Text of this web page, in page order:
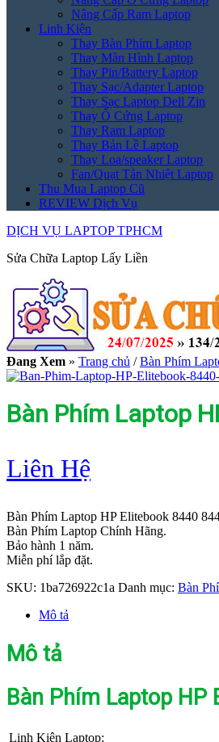
Nâng Cấp Ram Laptop
Linh Kiện
Thay Bàn Phím Laptop
Thay Màn Hình Laptop
Thay Pin/Battery Laptop
Thay Sạc/Adapter Laptop
Thay Sạc Laptop Dell Zin
Thay Ổ Cứng Laptop
Thay Ram Laptop
Thay Bản Lề Laptop
Thay Loa/speaker Laptop
Fan/Quạt Tản Nhiệt Laptop
Thu Mua Laptop Cũ
REVIEW Dịch Vụ
DỊCH VỤ LAPTOP TPHCM
Sửa Chữa Laptop Lấy Liền
Đang Xem » Trang chủ / Bàn Phím
Bàn Phím Laptop
Liên Hệ
Bàn Phím Laptop HP Elitebook 8440
Bàn Phím Laptop Chính Hãng.
Bảo hành 1 năm.
Miễn phí lắp đặt.
SKU: 1ba726922c1a Danh mục: Bàn
Mô tả
Mô tả
Bàn Phím Laptop
Linh Kiện Laptop: